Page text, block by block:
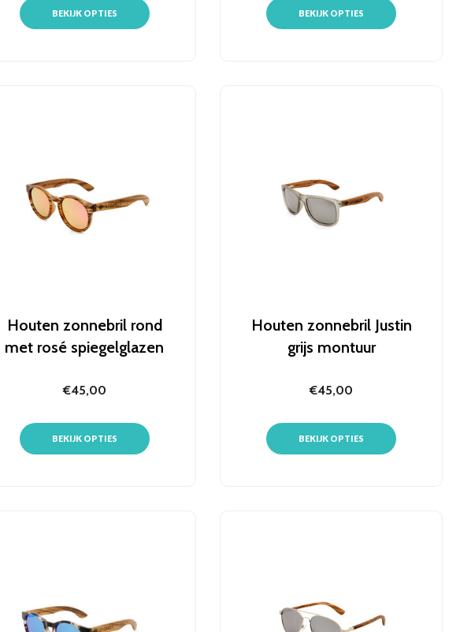
BEKIJK OPTIES BEKIJK OPTIES
Houten zonnebril rond
met rosé spiegelglazen
€45,00
BEKIJK OPTIES
Houten zonnebril Justin
grijs montuur
€45,00
BEKIJK OPTIES